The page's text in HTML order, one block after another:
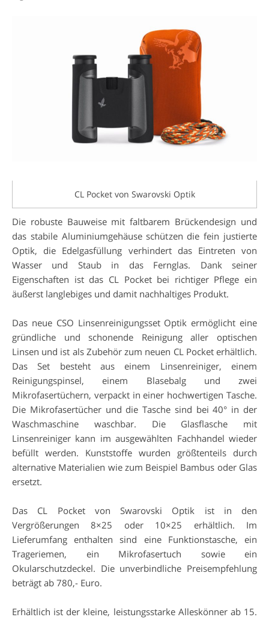
CL Pocket von Swarovski Optik
Die robuste Bauweise mit faltbarem Brückendesign und
das stabile Aluminiumgehäuse schützen die fein justierte
Optik, die Edelgasfüllung verhindert das Eintreten von
Wasser und Staub in das Fernglas. Dank seiner
Eigenschaften ist das CL Pocket bei richtiger Pflege ein
äußerst langlebiges und damit nachhaltiges Produkt.
Das neue CSO Linsenreinigungsset Optik ermöglicht eine
gründliche und schonende Reinigung aller optischen
Linsen und ist als Zubehör zum neuen CL Pocket erhältlich.
Das Set besteht aus einem Linsenreiniger, einem
Reinigungspinsel, einem Blasebalg und zwei
Mikrofasertüchern, verpackt in einer hochwertigen Tasche.
Die Mikrofasertücher und die Tasche sind bei 40° in der
Waschmaschine waschbar. Die Glasflasche mit
Linsenreiniger kann im ausgewählten Fachhandel wieder
befüllt werden. Kunststoffe wurden größtenteils durch
alternative Materialien wie zum Beispiel Bambus oder Glas
ersetzt.
Das CL Pocket von Swarovski Optik ist in den
Vergrößerungen 8×25 oder 10×25 erhältlich. Im
Lieferumfang enthalten sind eine Funktionstasche, ein
Trageriemen, ein Mikrofasertuch sowie ein
Okularschutzdeckel. Die unverbindliche Preisempfehlung
beträgt ab 780,- Euro.
Erhältlich ist der kleine, leistungsstarke Alleskönner ab 15.